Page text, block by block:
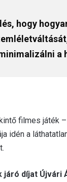
hogy
a
filmes játék
idén a
járó díjat